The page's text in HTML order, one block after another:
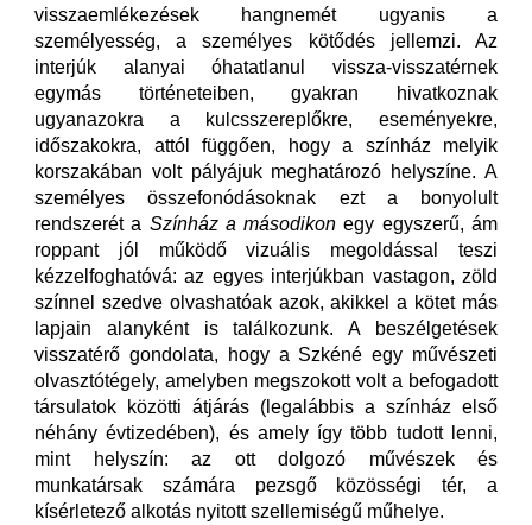
visszaemlékezések hangnemét ugyanis a
személyesség, a személyes kötődés jellemzi. Az
interjúk alanyai óhatatlanul vissza-visszatérnek
egymás történeteiben, gyakran hivatkoznak
ugyanazokra a kulcsszereplőkre, eseményekre,
időszakokra, attól függően, hogy a színház melyik
korszakában volt pályájuk meghatározó helyszíne. A
személyes összefonódásoknak ezt a bonyolult
rendszerét a Színház a másodikon egy egyszerű, ám
roppant jól működő vizuális megoldással teszi
kézzelfoghatóvá: az egyes interjúkban vastagon, zöld
színnel szedve olvashatóak azok, akikkel a kötet más
lapjain alanyként is találkozunk. A beszélgetések
visszatérő gondolata, hogy a Szkéné egy művészeti
olvasztótégely, amelyben megszokott volt a befogadott
társulatok közötti átjárás (legalábbis a színház első
néhány évtizedében), és amely így több tudott lenni,
mint helyszín: az ott dolgozó művészek és
munkatársak számára pezsgő közösségi tér, a
kísérletező alkotás nyitott szellemiségű műhelye.